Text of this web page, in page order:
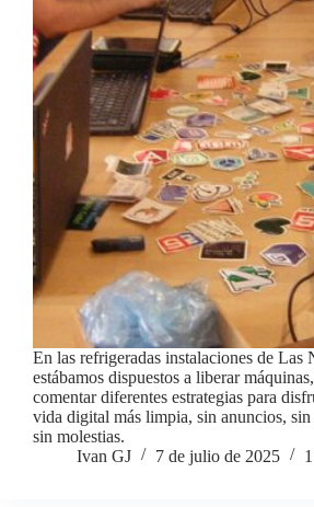
En las refrigeradas instalaciones de Las
estábamos dispuestos a liberar
comentar diferentes estrategias para
vida digital más limpia, sin anuncios,
sin molestias.
Ivan GJ
7 de julio de 2025